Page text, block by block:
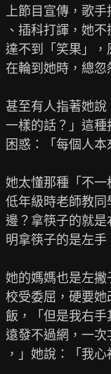
上節目宣傳，歌
、插科打諢，她
達不到「笑果」
在輪到她時，總忽
甚至有人指著她
一樣的話？」這種
困惑：「每個人本
她太懂那種「不一
低年級時老師教同
邊？拿筷子的就
明拿筷子的是左手
她的媽媽也是左
校受委屈，硬要
飯，「但是我右
遠發不過網，一次
，」她說：「我